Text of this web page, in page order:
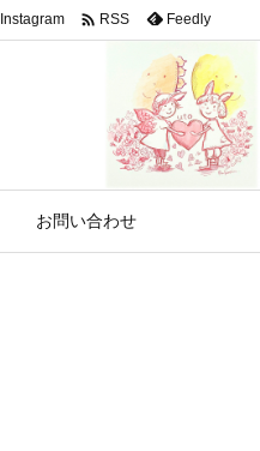
お問い合わせ
Instagram  RSS Feedly